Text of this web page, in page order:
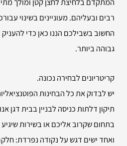
רבים ובעליהם. מעוניינים בשינוי
החשוב בשבילכם הננו כאן כדי
גבוהה ביותר.
קריטריונים לבחירה נכונה.
יש לבדוק את כל הבחינות
תיקון דלתות כניסה לבניין בבית דגן
בתחום שקרוב אליכם או בשירות
ואחד ישים דגש על נקודה נפרדת: